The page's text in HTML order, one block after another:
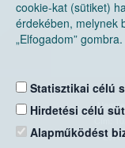
cookie-kat (sütiket)
érdekében, melynek
„Elfogadom” gombra.
Statisztikai célú
Hirdetési célú
Alapműködést